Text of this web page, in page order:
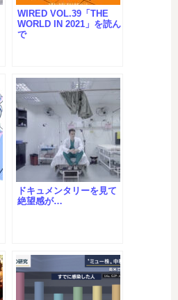
WIRED VOL.39「THE
WORLD IN 2021」を読ん
で
ドキュメンタリーを見て
絶望感が…